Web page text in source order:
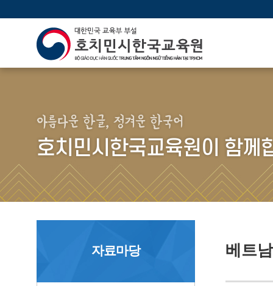
아름다운 한글, 정겨운 한국어
호치민시한국교육원이 함께
자료마당 베트